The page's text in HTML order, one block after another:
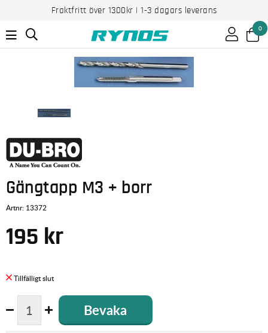
Fraktfritt över 1300kr | 1-3 dagars leverans
0
Gängtapp M3 + borr
Artnr: 13372
195 kr
Bevaka